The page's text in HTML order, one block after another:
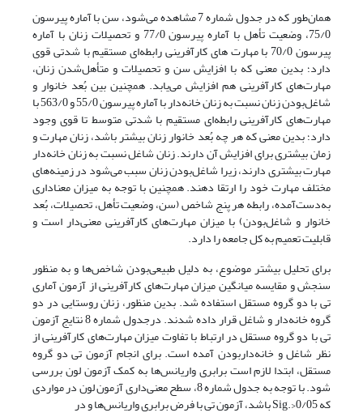
همان‌طور که در جدول شماره 7 مشاهده می‌شود، سن با آماره پیرسون
75/0، وضعیت تأهل با آماره پیرسون 77/0 و تحصیلات زنان با آماره
پیرسون 70/0 با مهارت های کارآفرینی رابطه‌ای مستقیم با شدتی قوی
دارد؛ بدین معنی که با افزایش سن و تحصیلات و متأهل‌شدن زنان،
مهارت‌های کارآفرینی هم افزایش می‌یابد. همچنین بین بُعد خانوار و
شاغل‌بودن زنان نسبت به زنان خانه‌دار با آماره پیرسون 55/0 و 563/0 با
مهارت‌های کارآفرینی رابطه‌ای مستقیم با شدتی متوسط تا قوی وجود
دارد؛ بدین معنی که هر چه بُعد خانوار زنان بیشتر باشد، زنان مهارت و
زمان بیشتری برای افزایش آن دارند. زنان شاغل نسبت به زنان خانه‌دار
مهارت بیشتری دارند، زیرا شاغل‌بودن زنان سبب می‌شود در زمینه‌های
مختلف مهارت خود را ارتقا دهند. همچنین با توجه به میزان معناداری
به‌دست‌آمده، رابطه هر پنج شاخص (سن، وضعیت تأهل، تحصیلات، بُعد
خانوار و شاغل‌بودن) با میزان مهارت‌های کارآفرینی معنی‌دار است و
قابلیت تعمیم به کل جامعه را دارد.
برای تحلیل بیشتر موضوع، به دلیل طبیعی‌بودن شاخص‌ها و به منظور
سنجش و مقایسه میانگین میزان مهارت‌های کارآفرینی از آزمون آماری
تی با دو گروه مستقل استفاده شد. بدین منظور، زنان روستایی در دو
گروه خانه‌دار و شاغل قرار داده شدند. درجدول شماره 8 نتایج آزمون
تی با دو گروه مستقل در ارتباط با تفاوت میزان مهارت‌های کارآفرینی از
نظر شاغل و خانه‌داربودن آمده است. برای انجام آزمون تی دو گروه
مستقل، ابتدا لازم است برابری واریانس‌ها به کمک آزمون لون بررسی
شود. با توجه به جدول شماره 8، سطح معنی‌داری آزمون لون در مواردی
که Sig.>0/05 باشد، آزمون تی با فرض برابری واریانس‌ها و در